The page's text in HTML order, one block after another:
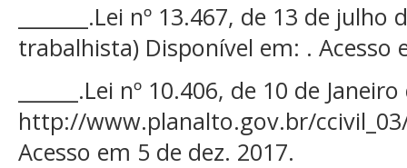
_______.Lei nº 13.467, de 13 de
trabalhista) Disponível em: . Acesso
______.Lei nº 10.406, de 10 de
http://www.planalto.gov.br/
Acesso em 5 de dez. 2017.